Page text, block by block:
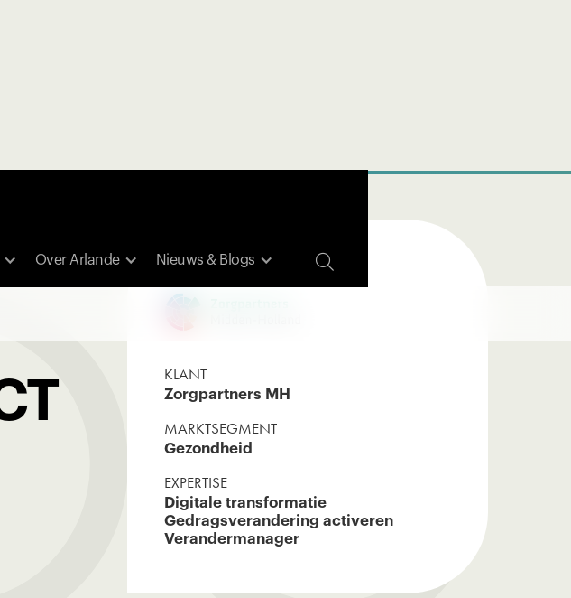
Over Arlande Nieuws & Blogs 
KLANT
Zorgpartners MH
MARKTSEGMENT
Gezondheid
EXPERTISE
Digitale transformatie
Gedragsverandering activeren
Verandermanager